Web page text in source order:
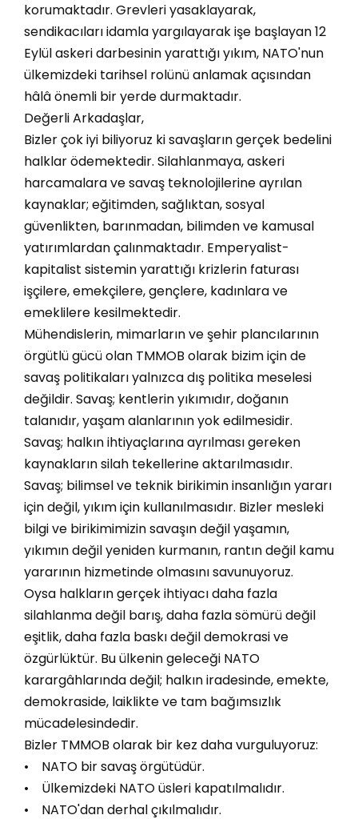
korumaktadır. Grevleri yasaklayarak,
sendikacıları idamla yargılayarak işe başlayan 12
Eylül askeri darbesinin yarattığı yıkım, NATO'nun
ülkemizdeki tarihsel rolünü anlamak açısından
hâlâ önemli bir yerde durmaktadır.
Değerli Arkadaşlar,
Bizler çok iyi biliyoruz ki savaşların gerçek bedelini
halklar ödemektedir. Silahlanmaya, askeri
harcamalara ve savaş teknolojilerine ayrılan
kaynaklar; eğitimden, sağlıktan, sosyal
güvenlikten, barınmadan, bilimden ve kamusal
yatırımlardan çalınmaktadır. Emperyalist-
kapitalist sistemin yarattığı krizlerin faturası
işçilere, emekçilere, gençlere, kadınlara ve
emeklilere kesilmektedir.
Mühendislerin, mimarların ve şehir plancılarının
örgütlü gücü olan TMMOB olarak bizim için de
savaş politikaları yalnızca dış politika meselesi
değildir. Savaş; kentlerin yıkımıdır, doğanın
talanıdır, yaşam alanlarının yok edilmesidir.
Savaş; halkın ihtiyaçlarına ayrılması gereken
kaynakların silah tekellerine aktarılmasıdır.
Savaş; bilimsel ve teknik birikimin insanlığın yararı
için değil, yıkım için kullanılmasıdır. Bizler mesleki
bilgi ve birikimimizin savaşın değil yaşamın,
yıkımın değil yeniden kurmanın, rantın değil kamu
yararının hizmetinde olmasını savunuyoruz.
Oysa halkların gerçek ihtiyacı daha fazla
silahlanma değil barış, daha fazla sömürü değil
eşitlik, daha fazla baskı değil demokrasi ve
özgürlüktür. Bu ülkenin geleceği NATO
karargâhlarında değil; halkın iradesinde, emekte,
demokraside, laiklikte ve tam bağımsızlık
mücadelesindedir.
Bizler TMMOB olarak bir kez daha vurguluyoruz:
• NATO bir savaş örgütüdür.
• Ülkemizdeki NATO üsleri kapatılmalıdır.
• NATO'dan derhal çıkılmalıdır.